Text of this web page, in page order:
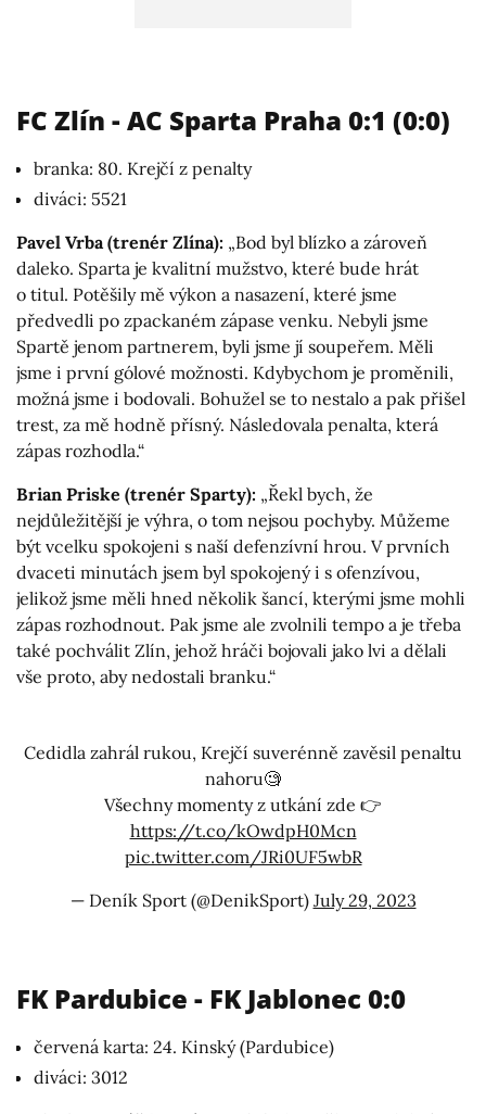
FC Zlín - AC Sparta Praha 0:1 (0:0)
branka: 80. Krejčí z penalty
diváci: 5521
Pavel Vrba (trenér Zlína): „Bod byl blízko a zároveň
daleko. Sparta je kvalitní mužstvo, které bude hrát
o titul. Potěšily mě výkon a nasazení, které jsme
předvedli po zpackaném zápase venku. Nebyli jsme
Spartě jenom partnerem, byli jsme jí soupeřem. Měli
jsme i první gólové možnosti. Kdybychom je proměnili,
možná jsme i bodovali. Bohužel se to nestalo a pak přišel
trest, za mě hodně přísný. Následovala penalta, která
zápas rozhodla.“
Brian Priske (trenér Sparty): „Řekl bych, že
nejdůležitější je výhra, o tom nejsou pochyby. Můžeme
být vcelku spokojeni s naší defenzívní hrou. V prvních
dvaceti minutách jsem byl spokojený i s ofenzívou,
jelikož jsme měli hned několik šancí, kterými jsme mohli
zápas rozhodnout. Pak jsme ale zvolnili tempo a je třeba
také pochválit Zlín, jehož hráči bojovali jako lvi a dělali
vše proto, aby nedostali branku.“
Cedidla zahrál rukou, Krejčí suverénně zavěsil penaltu
nahoru🧐
Všechny momenty z utkání zde 👉
https://t.co/kOwdpH0Mcn
pic.twitter.com/JRi0UF5wbR
— Deník Sport (@DenikSport) July 29, 2023
FK Pardubice - FK Jablonec 0:0
červená karta: 24. Kinský (Pardubice)
diváci: 3012